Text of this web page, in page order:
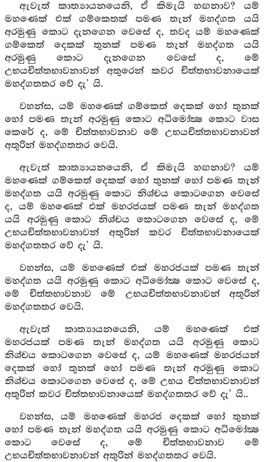
ඇවැත් කාත්‍යායනයෙනි, ඒ කිමැයි හඟනාව? යම්
මහණෙක් එක් ගම්කෙතක් පමණ තැන් මහද්ගත යයි
අරමුණු කොට දැනගෙන වෙසේ ද, තවද යම් මහණෙක්
ගම්කෙත් දෙකක් තුනක් පමණ තැන් මහද්ගත යයි
අරමුණු කොට දැනගෙන වෙසේ ද, මේ
උභයචිත්තභාවනාවන් අතුරෙන් කවර චිත්තභාවනායෙක්
මහද්ගතතර වේ දැ’ යි.
වහන්ස, යම් මහණෙක් ගම්කෙත් දෙකක් හෝ තුනක්
හෝ පමණ තැන් අරමුණු කොට අධිමෝක්‍ෂ කොට වාස
කෙරේ ද, මේ චිත්තභාවනාව මේ උභයචිත්තභාවනාවන්
අතුරින් මහද්ගතතර වෙයි.
ඇවැත් කාත්‍යායනයෙනි, ඒ කිමැයි හඟනාව? යම්
මහණෙක් ගම්කෙත් දෙකක් හෝ තුනක් හෝ පමණ තැන්
මහද්ගත යයි අරමුණු කොට නිශ්චය කොටගෙන වෙසේ
ද, යම් මහණෙක් එක් මහරජයක් පමණ තැන් මහද්ගත
යයි අරමුණු කොට නිශ්චය කොටගෙන වෙසේ ද, මේ
උභයචිත්තභාවනාවන් අතුරින් කවර චිත්තභාවනායෙක්
මහද්ගතතර වේ දැ’ යි.
වහන්ස, යම් මහණෙක් එක් මහරජයක් පමණ තැන්
මහද්ගත යයි අරමුණු කොට අධිමෝක්‍ෂ කොට වෙසේ ද,
මේ චිත්තභාවනාව මේ උභයචිත්තභාවනාවන් අතුරින්
මහද්ගතතර වෙයි.
ඇවැත් කාත්‍යායනයෙනි, යම් මහණෙක් එක්
මහරජයක් පමණ තැන් මහද්ගත යයි අරමුණු කොට
නිශ්චය කොටගෙන වෙසේ ද, යම් මහණෙක් මහරජයන්
දෙකක් හෝ තුනක් හෝ පමණ තැන් අරමුණු කොට
නිශ්චය කොටගෙන වෙසේ ද, මේ උභය චිත්තභාවනාවන්
අතුරින් කවර චිත්තභාවනායෙක් මහද්ගතතර වේ දැ’ යි..
වහන්ස, යම් මහණෙක් මහරජ දෙකක් හෝ තුනක්
හෝ පමණ තැන් මහද්ගත යයි අරමුණු කොට අධිමෝක්‍ෂ
කොට වෙසේ ද, මේ චිත්තභාවනාව මේ
උභයචිත්තභාවනාවන් අතුරින් මහද්ගතතර වෙයි.